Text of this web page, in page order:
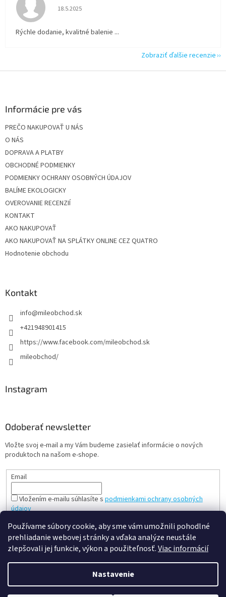
Používame súbory cookie, aby sme vám umožnili pohodlné
prehliadanie webovej stránky a vďaka analýze neustále
zlepšovali jej funkcie, výkon a použiteľnosť.Viac informácií
Nastavenie
Hodnotenie obchodu je 5 z 5 hviezdičiek.
18.5.2025
Rýchle dodanie, kvalitné balenie ...
Zobraziť ďalšie recenzie
Informácie pre vás
PREČO NAKUPOVAŤ U NÁS
O NÁS
DOPRAVA A PLATBY
OBCHODNÉ PODMIENKY
PODMIENKY OCHRANY OSOBNÝCH ÚDAJOV
BALÍME EKOLOGICKY
OVEROVANIE RECENZIÍ
KONTAKT
AKO NAKUPOVAŤ
AKO NAKUPOVAŤ NA SPLÁTKY ONLINE CEZ QUATRO
Hodnotenie obchodu
Kontakt
info@mileobchod.sk
+421948901415
https://www.facebook.com/mileobchod.sk
mileobchod/
Instagram
Odoberať newsletter
Vložte svoj e-mail a my Vám budeme zasielať informácie o nových
produktoch na našom e-shope.
Email
Vložením e-mailu súhlasíte s podmienkami ochrany osobných
údajov
PRIHLÁSIŤ SA